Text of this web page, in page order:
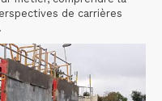
de carrières